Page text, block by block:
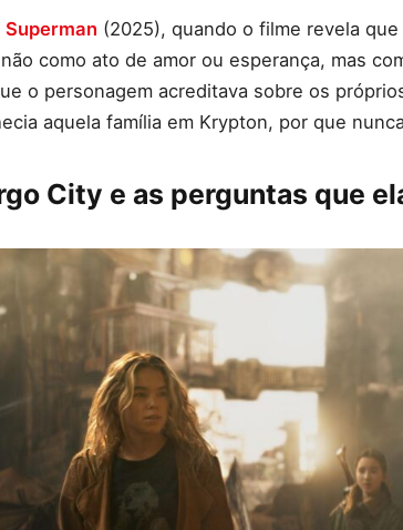
Superman (2025), quando o filme revela que
como ato de amor ou esperança, mas
o personagem acreditava sobre os
aquela família em Krypton, por que
City e as perguntas que